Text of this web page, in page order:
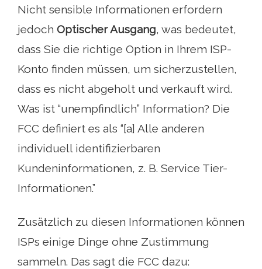
Nicht sensible Informationen erfordern
jedoch Optischer Ausgang, was bedeutet,
dass Sie die richtige Option in Ihrem ISP-
Konto finden müssen, um sicherzustellen,
dass es nicht abgeholt und verkauft wird.
Was ist “unempfindlich” Information? Die
FCC definiert es als “[a] Alle anderen
individuell identifizierbaren
Kundeninformationen, z. B. Service Tier-
Informationen.”
Zusätzlich zu diesen Informationen können
ISPs einige Dinge ohne Zustimmung
sammeln. Das sagt die FCC dazu: